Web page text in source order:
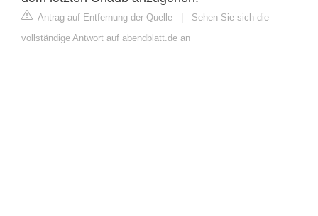
Antrag auf Entfernung der Quelle | Sehen Sie sich die
vollständige Antwort auf abendblatt.de an